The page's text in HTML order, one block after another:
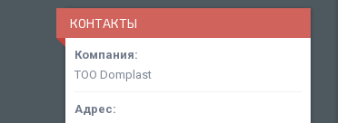
КОНТАКТЫ
ТОО Domplast